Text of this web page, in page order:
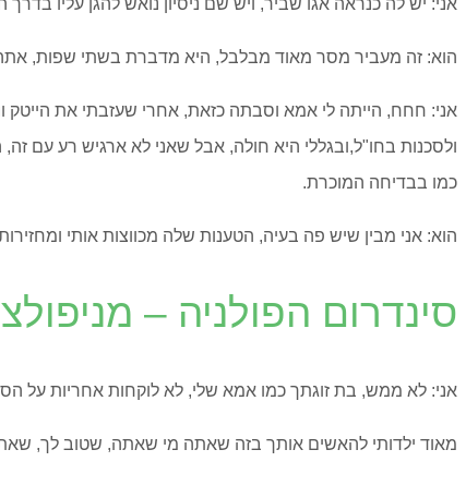
אני: יש לה כנראה אגו שביר, ויש שם ניסיון נואש להגן עליו
הוא: זה מעביר מסר מאוד מבלבל, היא מדברת בשתי שפות,
אני: חחח, הייתה לי אמא וסבתה כזאת, אחרי שעזבתי את
ולסכנות בחו"ל,ובגללי היא חולה, אבל שאני לא ארגיש רע
כמו בבדיחה המוכרת.
הוא: אני מבין שיש פה בעיה, הטענות שלה מכווצות אותי
סינדרום הפולניה –
אני: לא ממש, בת זוגתך כמו אמא שלי, לא לוקחות אחריות על
מאוד ילדותי להאשים אותך בזה שאתה מי שאתה, שטוב לך,